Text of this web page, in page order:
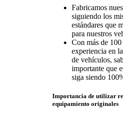
Fabricamos
siguiendo los
estándares que
para nuestros
Con más de 100
experiencia en
de vehículos,
importante que
siga siendo
Importancia de utilizar
equipamiento originales